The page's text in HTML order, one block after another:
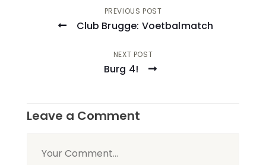
Post
PREVIOUS POST
Club Brugge: Voetbalmatch
NEXT POST
Burg 4!
Leave a Comment